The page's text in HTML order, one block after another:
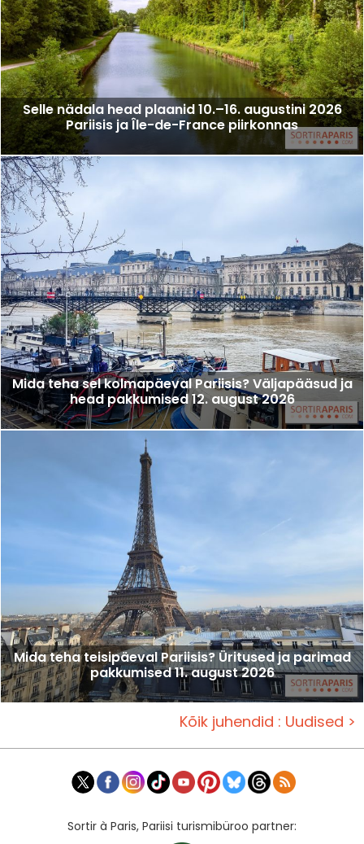
Selle nädala head plaanid 10.–16. augustini 2026
Pariisis ja Île-de-France piirkonnas
Mida teha sel kolmapäeval Pariisis? Väljapääsud ja
head pakkumised 12. august 2026
Mida teha teisipäeval Pariisis? Üritused ja parimad
pakkumised 11. august 2026
Kõik juhendid : Uudised >
Sortir à Paris, Pariisi turismibüroo partner: